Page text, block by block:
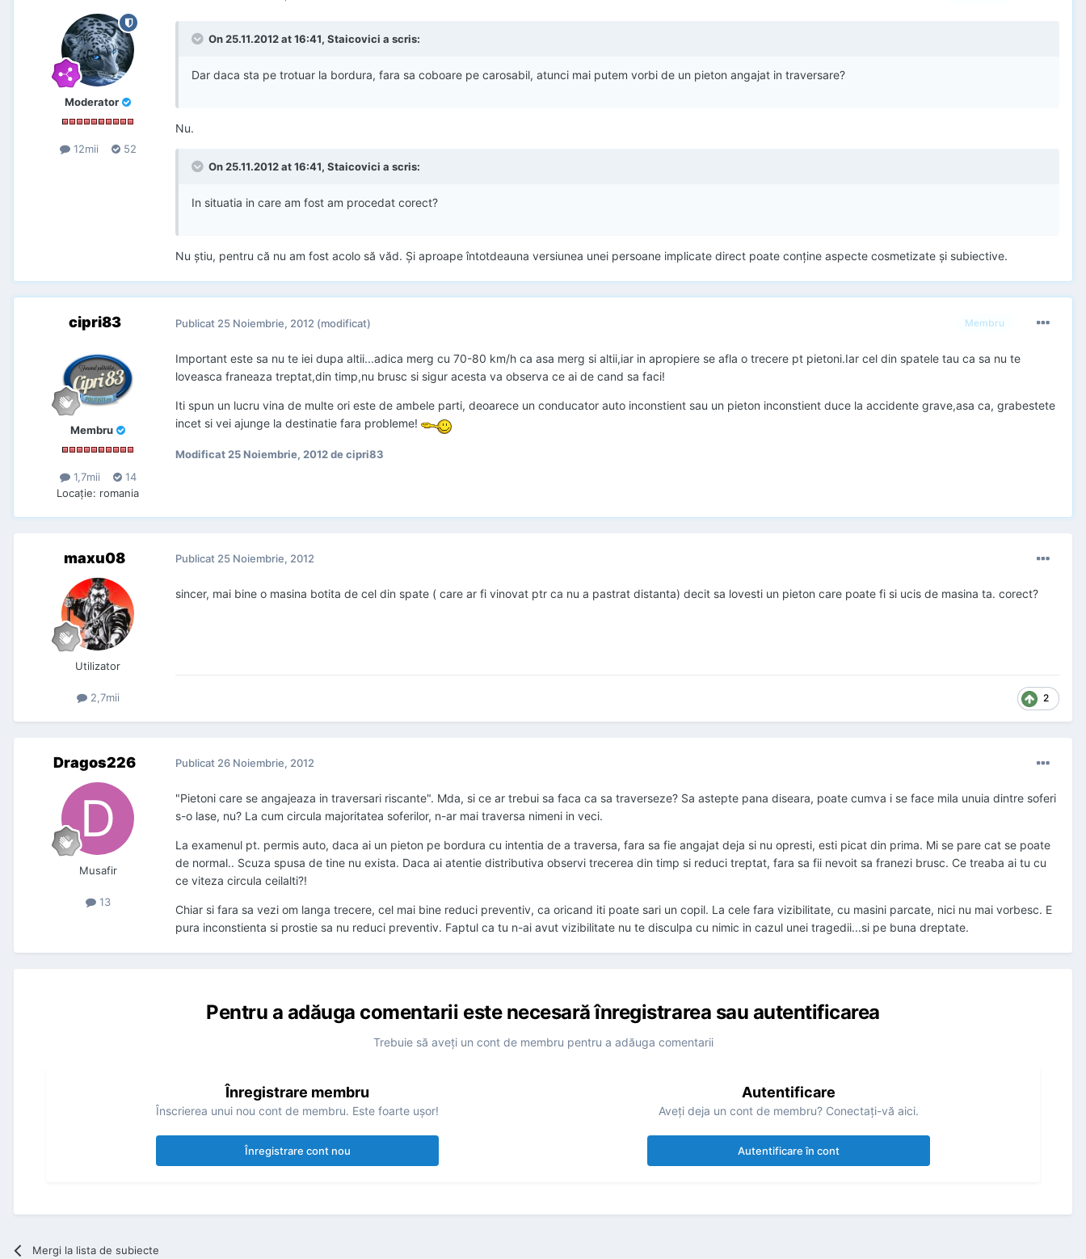
Moderator
12mii 52
On 25.11.2012 at 16:41, Staicovici a scris:
Dar daca sta pe trotuar la bordura, fara sa coboare pe carosabil, atunci mai putem vorbi de un pieton angajat in traversare?
Nu.
On 25.11.2012 at 16:41, Staicovici a scris:
In situatia in care am fost am procedat corect?
Nu ştiu, pentru că nu am fost acolo să văd. Şi aproape întotdeauna versiunea unei persoane implicate direct poate conţine aspecte cosmetizate şi subiective.
cipri83
Membru
1,7mii
14
Locaţie: romania
Membru
Publicat 25 Noiembrie, 2012 (modificat)
Important este sa nu te iei dupa altii...adica merg cu 70-80 km/h ca asa merg si altii,iar in apropiere se afla o trecere pt pietoni.Iar cel din spatele tau ca sa nu te
loveasca franeaza treptat,din timp,nu brusc si sigur acesta va observa ce ai de cand sa faci!
Iti spun un lucru vina de multe ori este de ambele parti, deoarece un conducator auto inconstient sau un pieton inconstient duce la accidente grave,asa ca, grabestete
incet si vei ajunge la destinatie fara probleme!
Modificat 25 Noiembrie, 2012de cipri83
maxu08
Utilizator
2,7mii
Publicat 25 Noiembrie, 2012
sincer, mai bine o masina botita de cel din spate ( care ar fi vinovat ptr ca nu a pastrat distanta) decit sa lovesti un pieton care poate fi si ucis de masina ta. corect?
2
Dragos226
Musafir
13
Publicat 26 Noiembrie, 2012
"Pietoni care se angajeaza in traversari riscante". Mda, si ce ar trebui sa faca ca sa traverseze? Sa astepte pana diseara, poate cumva i se face mila unuia dintre soferi
s-o lase, nu? La cum circula majoritatea soferilor, n-ar mai traversa nimeni in veci.
La examenul pt. permis auto, daca ai un pieton pe bordura cu intentia de a traversa, fara sa fie angajat deja si nu opresti, esti picat din prima. Mi se pare cat se poate
de normal.. Scuza spusa de tine nu exista. Daca ai atentie distributiva observi trecerea din timp si reduci treptat, fara sa fii nevoit sa franezi brusc. Ce treaba ai tu cu
ce viteza circula ceilalti?!
Chiar si fara sa vezi om langa trecere, cel mai bine reduci preventiv, ca oricand iti poate sari un copil. La cele fara vizibilitate, cu masini parcate, nici nu mai vorbesc. E
pura inconstienta si prostie sa nu reduci preventiv. Faptul ca tu n-ai avut vizibilitate nu te disculpa cu nimic in cazul unei tragedii...si pe buna dreptate.
Pentru a adăuga comentarii este necesară înregistrarea sau autentificarea
Trebuie să aveţi un cont de membru pentru a adăuga comentarii
Înregistrare membru
Înscrierea unui nou cont de membru. Este foarte uşor!
Înregistrare cont nou
Autentificare
Aveţi deja un cont de membru? Conectaţi-vă aici.
Autentificare în cont
Mergi la lista de subiecte